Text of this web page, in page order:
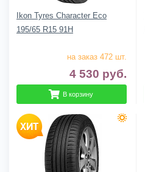
Ikon Tyres Character Eco
195/65 R15 91H
на заказ 472 шт.
4 530 руб.
В корзину